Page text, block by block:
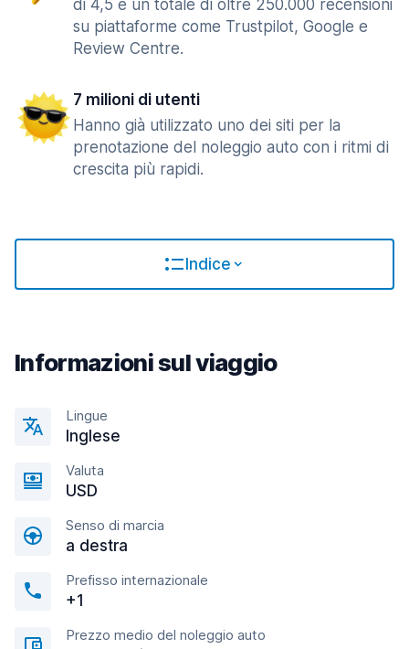
di 4,5 e un totale di oltre 250.000 recensioni
su piattaforme come Trustpilot, Google e
Review Centre.
7 milioni di utenti
Hanno già utilizzato uno dei siti per la
prenotazione del noleggio auto con i ritmi di
crescita più rapidi.
Indice
Informazioni sul viaggio
Lingue
Inglese
Valuta
USD
Senso di marcia
a destra
Prefisso internazionale
+1
Prezzo medio del noleggio auto